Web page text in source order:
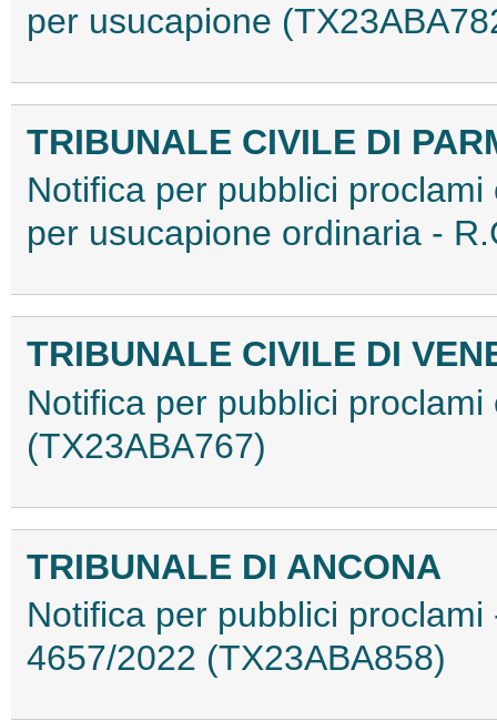
per usucapione
TRIBUNALE CIVILE DI
Notifica per pubblici
per usucapione ordinaria -
TRIBUNALE CIVILE DI
Notifica per pubblici
(TX23ABA767)
TRIBUNALE DI ANCONA
Notifica per pubblici
4657/2022 (TX23ABA858)